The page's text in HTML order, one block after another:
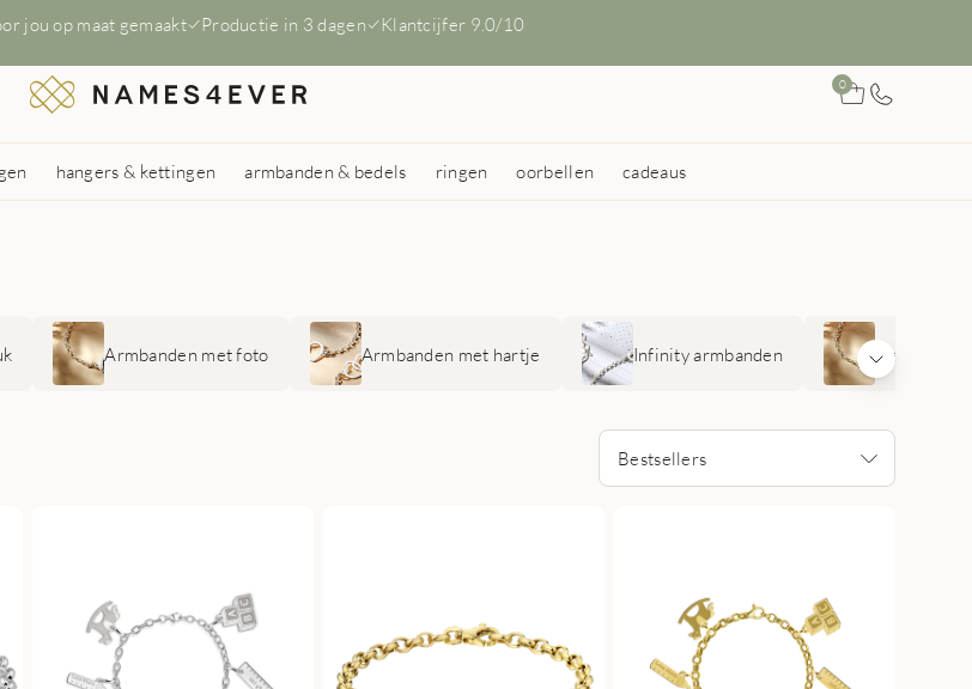
jou op maat gemaakt Productie in 3 dagen Klantcijfer 9.0/10
0
hangers & kettingen armbanden & bedels ringen oorbellen cadeaus
Armbanden met foto Armbanden met hartje Infinity armbanden
Bestsellers